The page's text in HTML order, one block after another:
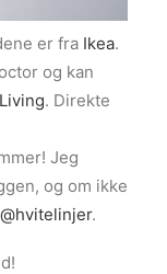
er fra Ikea.
og kan
. Direkte
Jeg
og om ikke
@hvitelinjer.